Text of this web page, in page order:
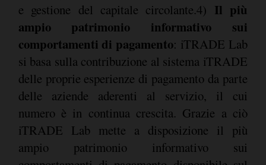
e gestione del capitale circolante.4) Il più
ampio patrimonio informativo sui
comportamenti di pagamento: iTRADE Lab
si basa sulla contribuzione al sistema iTRADE
delle proprie esperienze di pagamento da parte
delle aziende aderenti al servizio, il cui
numero è in continua crescita. Grazie a ciò
iTRADE Lab mette a disposizione il più
ampio patrimonio informativo sui